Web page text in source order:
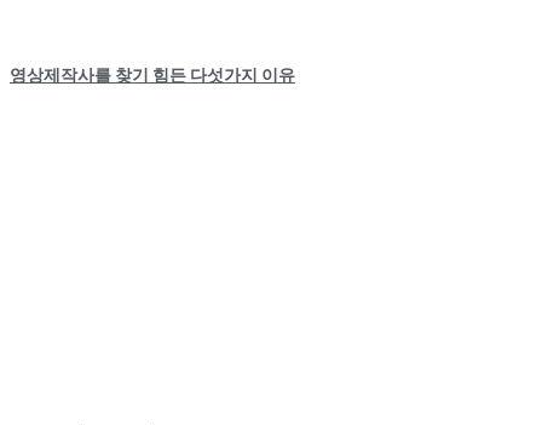
영상제작사를 찾기 힘든 다섯가지 이유